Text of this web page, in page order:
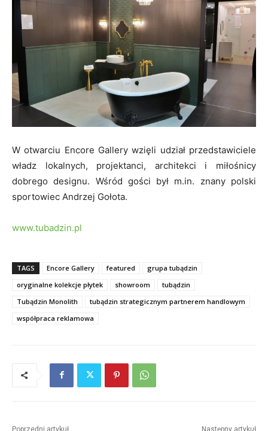
W otwarciu Encore Gallery wzięli udział przedstawiciele
władz lokalnych, projektanci, architekci i miłośnicy
dobrego designu. Wśród gości był m.in. znany polski
sportowiec Andrzej Gołota.
www.tubadzin.pl
TAGS Encore Gallery featured
grupa tubądzin
oryginalne kolekcje płytek
showroom
tubądzin
Tubądzin Monolith
tubądzin strategicznym partnerem handlowym
współpraca reklamowa
Poprzedni artykuł Następny artykuł